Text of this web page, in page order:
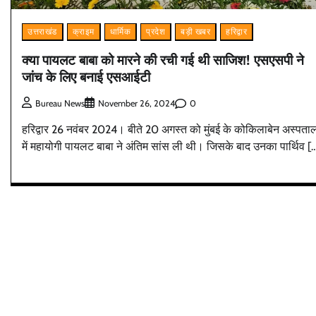
उत्तराखंड क्राइम धार्मिक प्रदेश बड़ी खबर हरिद्वार
क्या पायलट बाबा को मारने की रची गई थी साजिश! एसएसपी ने
जांच के लिए बनाई एसआईटी
Bureau News November 26, 2024 0
हरिद्वार 26 नवंबर 2024। बीते 20 अगस्त को मुंबई के कोकिलाबेन
में महायोगी पायलट बाबा ने अंतिम सांस ली थी। जिसके बाद उनका पार्थिव